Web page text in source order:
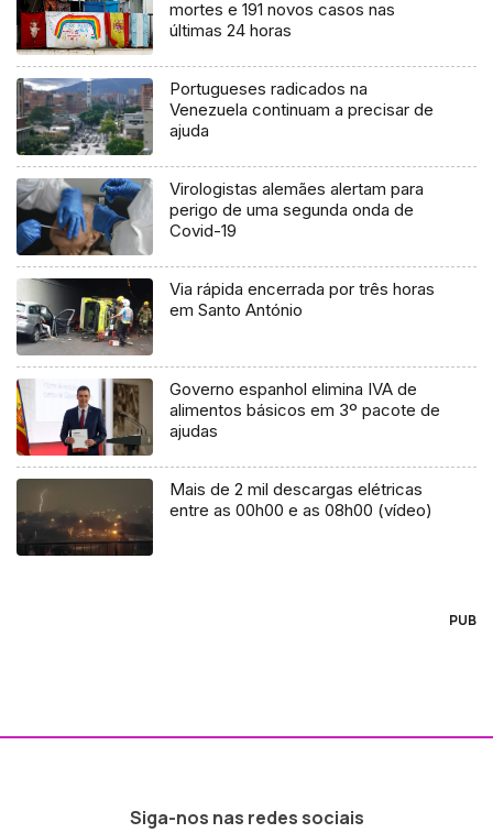
mortes e 191 novos casos nas
últimas 24 horas
Portugueses radicados na
Venezuela continuam a precisar de
ajuda
Virologistas alemães alertam para
perigo de uma segunda onda de
Covid-19
Via rápida encerrada por três horas
em Santo António
Governo espanhol elimina IVA de
alimentos básicos em 3º pacote de
ajudas
Mais de 2 mil descargas elétricas
entre as 00h00 e as 08h00 (vídeo)
PUB
Siga-nos nas redes sociais